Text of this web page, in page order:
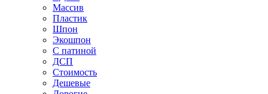
Массив
Пластик
Шпон
Экошпон
С патиной
ДСП
Стоимость
Дешевые